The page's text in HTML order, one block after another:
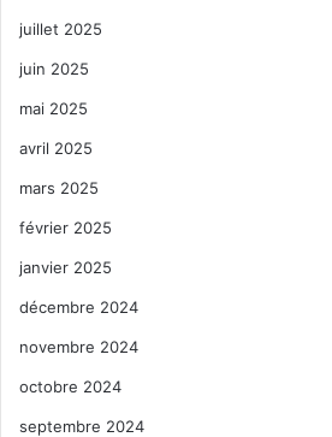
juillet 2025
juin 2025
mai 2025
avril 2025
mars 2025
février 2025
janvier 2025
décembre 2024
novembre 2024
octobre 2024
septembre 2024